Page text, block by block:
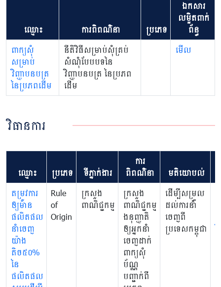
ឈ្មោះ ការពិពណ៌នា ប្រភេទ
ឯកសារ
លម្អិតពាក់
ព័ន្ធ
ពាក្យសុំ
សម្រាប់
វិញ្ញាបនបត្រ
នៃប្រភពដើម
នីតិវិធីសម្រាប់សុំគ្រប់
សំណុំបែបបទនៃ
វិញ្ញាបនបត្រ នៃប្រភព
ដើម
មើល
វិធានការ
ឈ្មោះ ប្រភេទ ទីភ្នាក់ងារ
ការ
ពិពណ៌នា
មតិយោបល់
តម្រូវការ
ឲ្យមាន
ផលិតផល
នាំចេញ
យ៉ាង
តិច៥០%
នៃ
ផលិតផល
Rule
of
Origin
ក្រសួង
ពាណិជ្ជកម្ម
ក្រសួង
ពាណិជ្ជកម្ម
ងនុញ្ញាតិ
ឲ្យអ្នកនាំ
ចេញដាក់
ពាក្យសុំ
ប័ណ្ណ
បញ្ជាក់ពី
ដើម្បីសម្រួល
ដល់ការនាំ
ចេញពី
ប្រទេសកម្ពុជា